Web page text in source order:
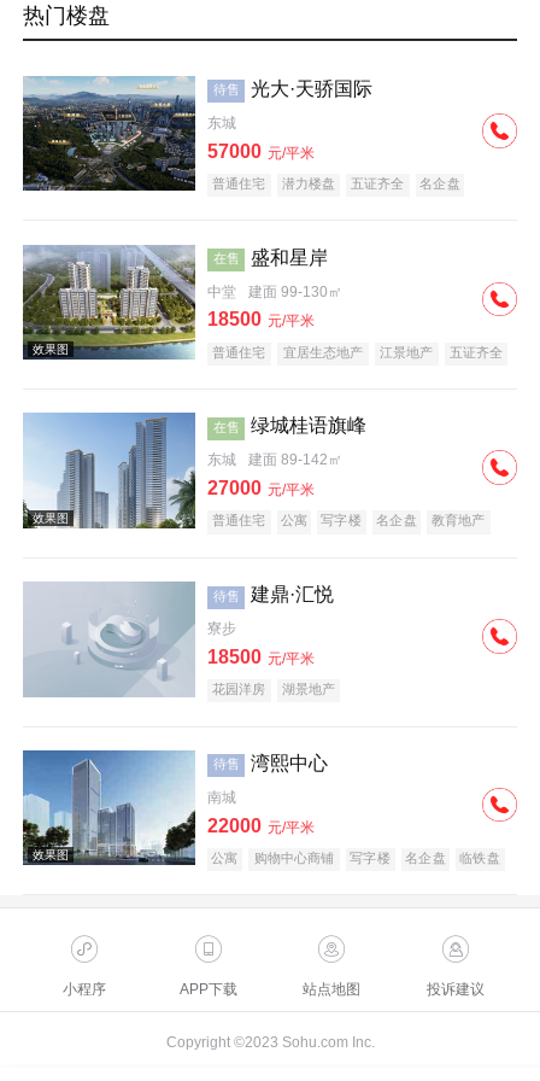
热门楼盘
待售 光大·天骄国际
东城
57000 元/平米
普通住宅 潜力楼盘 五证齐全 名企盘
在售 盛和星岸
中堂 建面 99-130㎡
18500 元/平米
普通住宅 宜居生态地产 江景地产 五证齐全
在售 绿城桂语旗峰
东城 建面 89-142㎡
27000 元/平米
普通住宅 公寓 写字楼 名企盘 教育地产
待售 建鼎·汇悦
寮步
18500 元/平米
花园洋房 湖景地产
待售 湾熙中心
南城
22000 元/平米
公寓 购物中心商铺 写字楼 名企盘 临铁盘
小程序 APP下载 站点地图 投诉建议
Copyright ©2023 Sohu.com Inc.